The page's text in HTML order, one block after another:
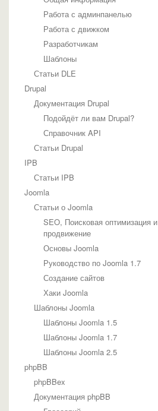
Работа с админпанелью
Работа с движком
Разработчикам
Шаблоны
Статьи DLE
Drupal
Документация Drupal
Подойдёт ли вам Drupal?
Справочник API
Статьи Drupal
IPB
Статьи IPB
Joomla
Статьи о Joomla
SEO, Поисковая оптимизация и
продвижение
Основы Joomla
Руководство по Joomla 1.7
Создание сайтов
Хаки Joomla
Шаблоны Joomla
Шаблоны Joomla 1.5
Шаблоны Joomla 1.7
Шаблоны Joomla 2.5
phpBB
phpBBex
Документация phpBB